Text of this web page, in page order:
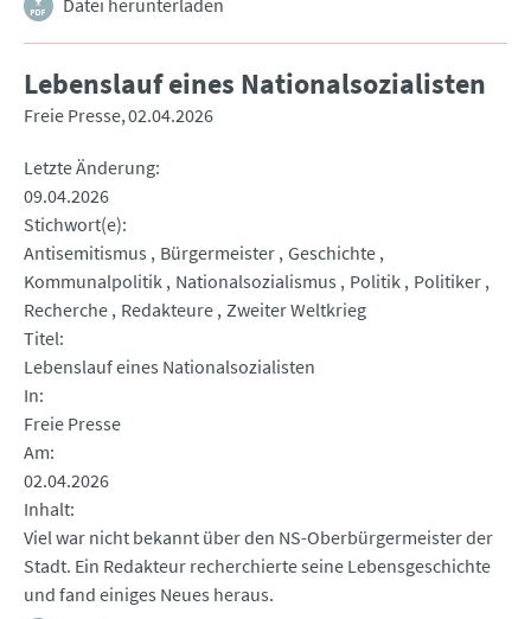
Datei herunterladen
Lebenslauf eines Nationalsozialisten
Freie Presse 02.04.2026
Letzte Änderung
09.04.2026
Stichwort(e)
Antisemitismus
Bürgermeister Geschichte
Kommunalpolitik Nationalsozialismus Politik Politiker
Recherche Redakteure Zweiter Weltkrieg
Titel
Lebenslauf eines Nationalsozialisten
In
Freie Presse
Am
02.04.2026
Inhalt
Viel war nicht bekannt über den NS-Oberbürgermeister der
Stadt. Ein Redakteur recherchierte seine Lebensgeschichte
und fand einiges Neues heraus.